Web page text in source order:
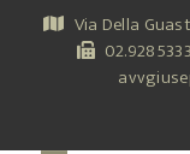
Via Della